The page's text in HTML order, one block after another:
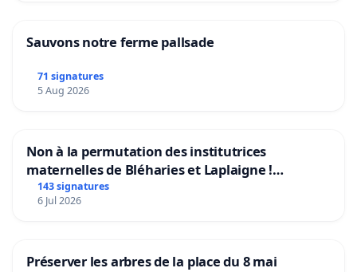
Sauvons notre ferme pallsade
71 signatures
5 Aug 2026
Non à la permutation des institutrices
maternelles de Bléharies et Laplaigne !
Préservons la stabilité de nos enfants.
143 signatures
6 Jul 2026
Préserver les arbres de la place du 8 mai